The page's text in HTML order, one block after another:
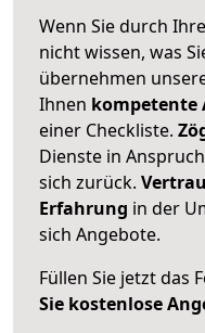
Wenn Sie durch
nicht wissen, was
übernehmen
Ihnen kompetente
einer Checkliste.
Dienste in
sich zurück.
Erfahrung in der
sich Angebote.
Füllen Sie jetzt das
Sie kostenlose